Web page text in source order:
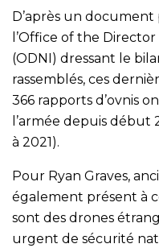
D’après un
l’Office of the
(ODNI) dressant le
rassemblés, ces
366 rapports d’ovnis
l’armée depuis début
à 2021).
Pour Ryan Graves,
également présent à
sont des drones
urgent de sécurité